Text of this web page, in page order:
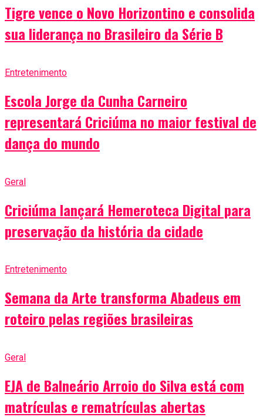
Tigre vence o Novo Horizontino e consolida
sua liderança no Brasileiro da Série B
Entretenimento
Escola Jorge da Cunha Carneiro
representará Criciúma no maior festival de
dança do mundo
Geral
Criciúma lançará Hemeroteca Digital para
preservação da história da cidade
Entretenimento
Semana da Arte transforma Abadeus em
roteiro pelas regiões brasileiras
Geral
EJA de Balneário Arroio do Silva está com
matrículas e rematrículas abertas